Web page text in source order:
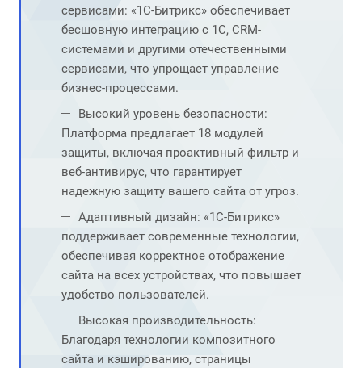
сервисами: «1С-Битрикс» обеспечивает
бесшовную интеграцию с 1С, CRM-
системами и другими отечественными
сервисами, что упрощает управление
бизнес-процессами.
Высокий уровень безопасности:
Платформа предлагает 18 модулей
защиты, включая проактивный фильтр и
веб-антивирус, что гарантирует
надежную защиту вашего сайта от угроз.
Адаптивный дизайн: «1С-Битрикс»
поддерживает современные технологии,
обеспечивая корректное отображение
сайта на всех устройствах, что повышает
удобство пользователей.
Высокая производительность:
Благодаря технологии композитного
сайта и кэшированию, страницы